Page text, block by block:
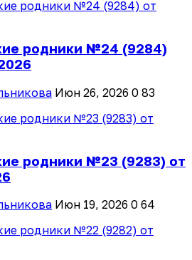
родники №24 (9284)
Июн 26, 2026 0 83
родники №23 (9283) от
Июн 19, 2026 0 64